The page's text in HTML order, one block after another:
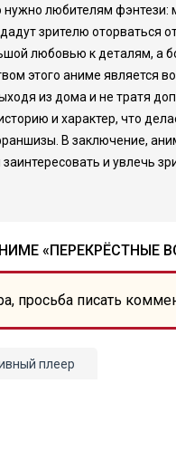
нужно любителям
зрителю оторваться
любовью к деталям, а
этого аниме является
из дома и не тратя
и характер, что
В заключение,
и увлечь
«ПЕРЕКРЁСТНЫЕ
просьба писать
плеер